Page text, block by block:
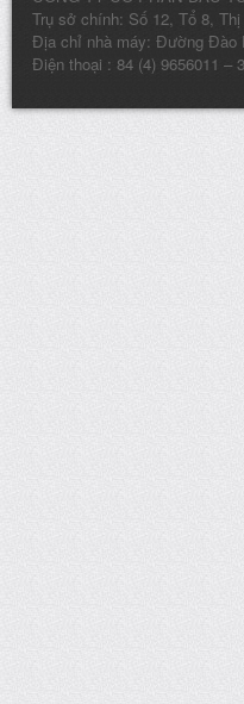
Trụ sở chính: Số 12, Tổ 8,
Địa chỉ nhà máy: Đường Đào
Điện thoại : 84 (4) 9656011 –